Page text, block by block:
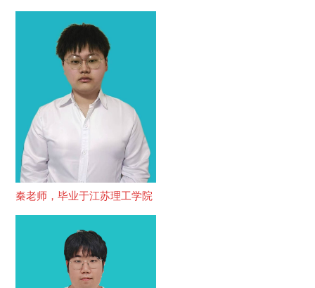
秦老师，毕业于江苏理工学院